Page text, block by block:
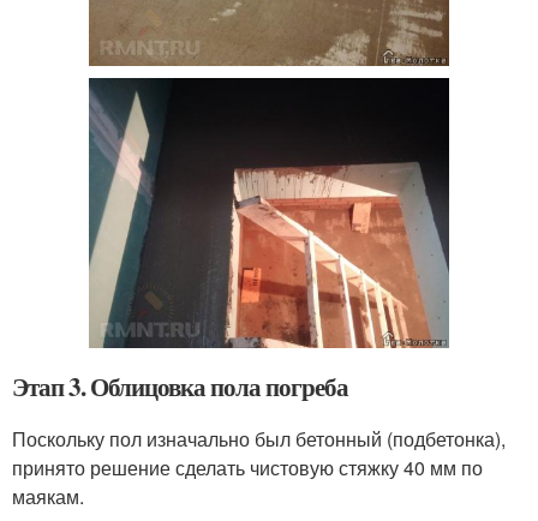
Этап 3. Облицовка пола погреба
Поскольку пол изначально был бетонный (подбетонка),
принято решение сделать чистовую стяжку 40 мм по
маякам.